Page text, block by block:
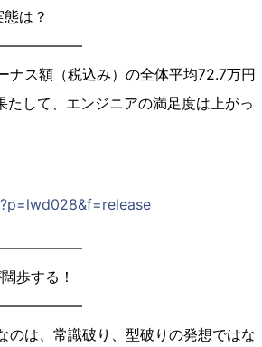
は？
ナス額（税込み）の全体平均72.7万円
して、エンジニアの満足度は上がっ
歩する！
のは、常識破り、型破りの発想ではな